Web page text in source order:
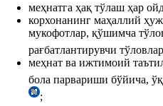
меҳнатга ҳақ тўлаш ҳар
корхонанинг маҳаллий
мукофотлар, қўшимча
рағбатлантирувчи тўловлар
меҳнат ва ижтимоий
бола парвариши бўйича,
;